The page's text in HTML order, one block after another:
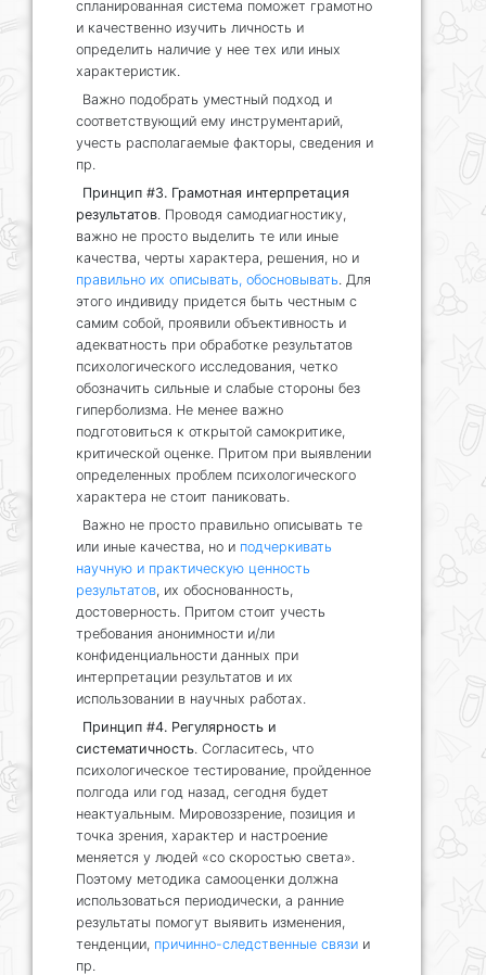
спланированная система поможет грамотно
и качественно изучить личность и
определить наличие у нее тех или иных
характеристик.
Важно подобрать уместный подход и
соответствующий ему инструментарий,
учесть располагаемые факторы, сведения и
пр.
Принцип #3. Грамотная интерпретация
результатов . Проводя самодиагностику,
важно не просто выделить те или иные
качества, черты характера, решения, но и
правильно их описывать, обосновывать . Для
этого индивиду придется быть честным с
самим собой, проявили объективность и
адекватность при обработке результатов
психологического исследования, четко
обозначить сильные и слабые стороны без
гиперболизма. Не менее важно
подготовиться к открытой самокритике,
критической оценке. Притом при выявлении
определенных проблем психологического
характера не стоит паниковать.
Важно не просто правильно описывать те
или иные качества, но и подчеркивать
научную и практическую ценность
результатов, их обоснованность,
достоверность. Притом стоит учесть
требования анонимности и/ли
конфиденциальности данных при
интерпретации результатов и их
использовании в научных работах.
Принцип #4. Регулярность и
систематичность . Согласитесь, что
психологическое тестирование, пройденное
полгода или год назад, сегодня будет
неактуальным. Мировоззрение, позиция и
точка зрения, характер и настроение
меняется у людей «со скоростью света».
Поэтому методика самооценки должна
использоваться периодически, а ранние
результаты помогут выявить изменения,
тенденции, причинно-следственные связи и
пр.